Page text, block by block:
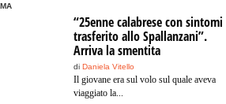
“25enne calabrese con sintomi
trasferito allo Spallanzani”.
Arriva la smentita
diDaniela Vitello
Il giovane era sul volo sul quale aveva
viaggiato la...